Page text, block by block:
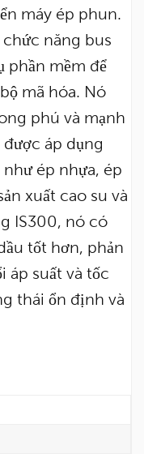
máy ép phun.
chức năng bus
phần mềm để
mã hóa. Nó
phú và mạnh
áp dụng
ép nhựa, ép
xuất cao su và
IS300, nó có
tốt hơn, phản
áp suất và tốc
thái ổn định và